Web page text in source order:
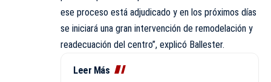
ese proceso está adjudicado y en los próximos días
se iniciará una gran intervención de remodelación y
readecuación del centro”, explicó Ballester.
Leer Más